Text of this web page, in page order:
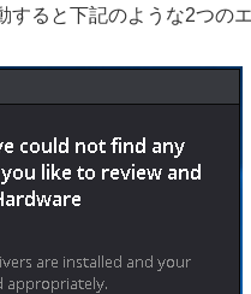
ると下記のような2つの